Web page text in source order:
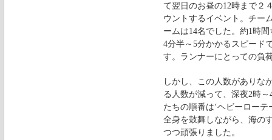
て翌日のお昼の12時まで２
ウントするイベント。チー
ームは14名でした。約1時
4分半～5分かかるスピード
す。ランナーにとっての負
しかし、この人数がありな
る人数が減って、深夜2時
たちの順番は‘ヘビーロー
全身を鼓舞しながら、海の
つつ頑張りました。